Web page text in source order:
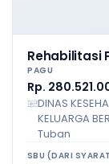
Rehabilitasi
PAGU
Rp.
DINAS
KELUARGA
Tuban
SBU (DARI